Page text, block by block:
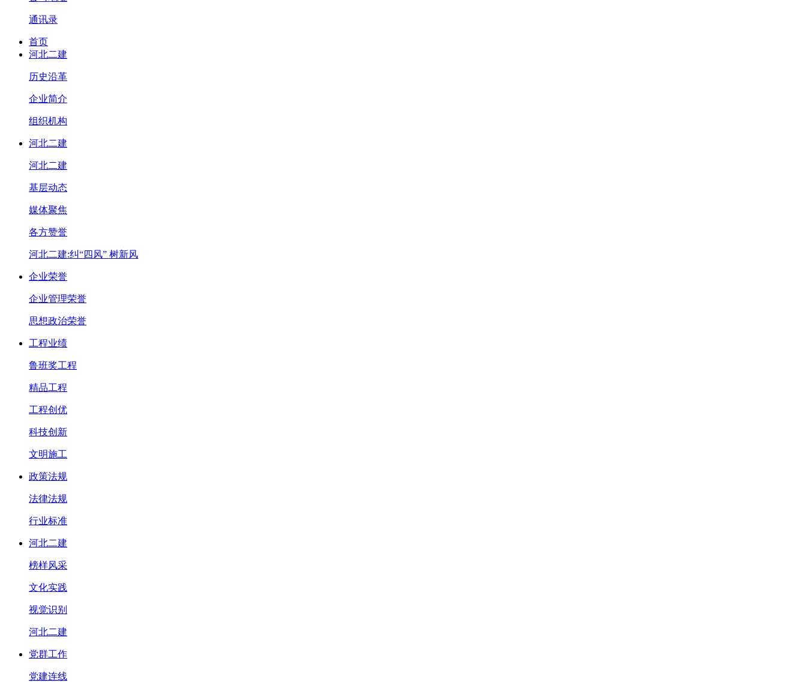
通讯录
首页
河北二建
历史沿革
企业简介
组织机构
河北二建
河北二建
基层动态
媒体聚焦
各方赞誉
河北二建:纠“四风” 树新风
企业荣誉
企业管理荣誉
思想政治荣誉
工程业绩
鲁班奖工程
精品工程
工程创优
科技创新
文明施工
政策法规
法律法规
行业标准
河北二建
榜样风采
文化实践
视觉识别
河北二建
党群工作
党建连线